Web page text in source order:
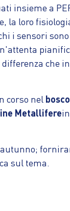
insieme a
loro
i sensori
corso nel
Metallifere
sul tema.